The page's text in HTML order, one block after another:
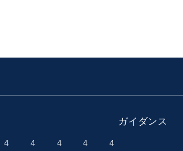
4
4
4
4
4
ガイダンス